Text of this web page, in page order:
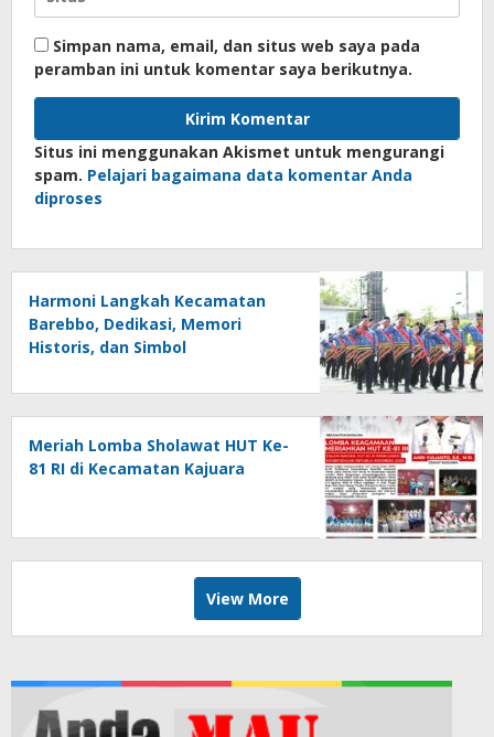
Simpan nama, email, dan situs web saya pada
peramban ini untuk komentar saya berikutnya.
Situs ini menggunakan Akismet untuk mengurangi
spam. Pelajari bagaimana data komentar Anda
diproses
Harmoni Langkah Kecamatan
Barebbo, Dedikasi, Memori
Historis, dan Simbol
Meriah Lomba Sholawat HUT Ke-
81 RI di Kecamatan Kajuara
View More